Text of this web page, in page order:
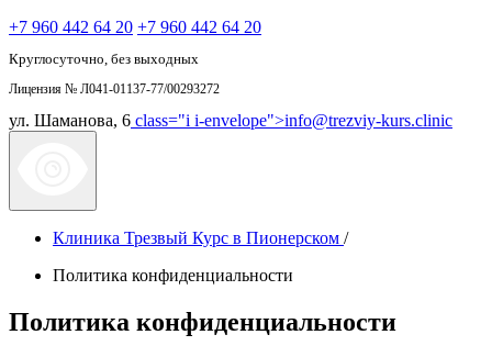
+7 960 442 64 20 +7 960 442 64 20
Круглосуточно, без выходных
Лицензия № Л041-01137-77/00293272
ул. Шаманова, 6 class="i i-envelope">info@trezviy-kurs.clinic
Клиника Трезвый Курс в Пионерском /
Политика конфиденциальности
Политика конфиденциальности